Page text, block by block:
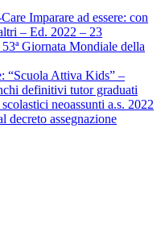
Imparare ad essere: con
– Ed. 2022 – 23
Giornata Mondiale della
“Scuola Attiva Kids” –
definitivi tutor graduati
neoassunti a.s. 2022
decreto assegnazione